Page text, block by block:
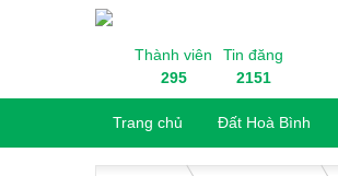
Skip to content
Thành viên
295
Tin đăng
2151
Trang chủ Đất Hoà Bình